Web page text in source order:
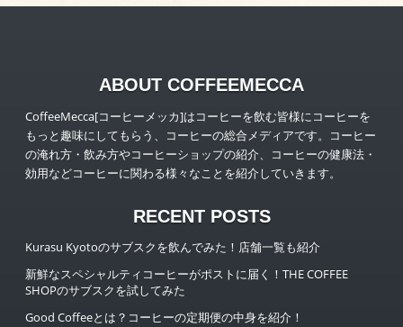
ABOUT COFFEEMECCA
CoffeeMecca[コーヒーメッカ]はコーヒーを飲む皆様にコーヒーを
もっと趣味にしてもらう、コーヒーの総合メディアです。コーヒー
の淹れ方・飲み方やコーヒーショップの紹介、コーヒーの健康法・
効用などコーヒーに関わる様々なことを紹介していきます。
RECENT POSTS
Kurasu Kyotoのサブスクを飲んでみた！店舗一覧も紹介
新鮮なスペシャルティコーヒーがポストに届く！THE COFFEE
SHOPのサブスクを試してみた
Good Coffeeとは？コーヒーの定期便の中身を紹介！